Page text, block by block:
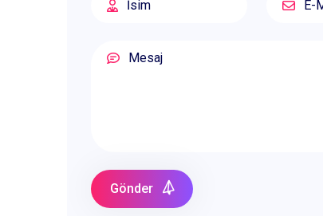
Gönder